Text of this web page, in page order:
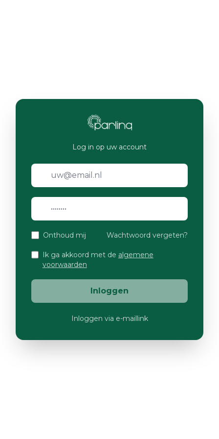
Log in op uw account
Onthoud mij Wachtwoord vergeten?
Ik ga akkoord met de algemene
voorwaarden
Inloggen
Inloggen via e-maillink